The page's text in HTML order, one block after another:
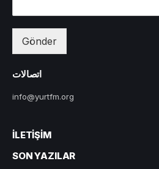
Gönder
اتصالات
info@yurtfm.org
İLETIŞIM
SON YAZILAR